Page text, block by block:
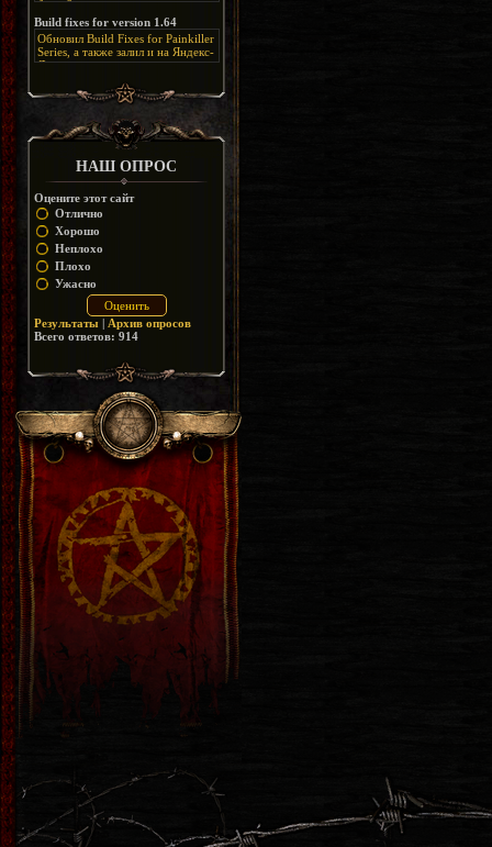
https://uzbekmelbet.com/ru/
дико отвлекает от обсуждения
скринов.
Resurrection, но настолько что не
особо уже и узнаётся
будет?
Build fixes for version 1.64
Обновил Build Fixes for Painkiller
Series, а также залил и на Яндекс-
Диск
https://disk.yandex.ru/d/_zvZekuO5FTd3Q
НАШ ОПРОС
Оцените этот сайт
Отлично
Хорошо
Неплохо
Плохо
Ужасно
Результаты | Архив опросов
Всего ответов: 914